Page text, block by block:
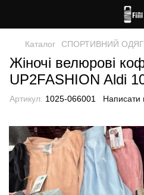
Каталог СПОРТИВНИЙ ОДЯГ
Жіночі велюрові
UP2FASHION Aldi
Артикул: 1025-066001 Написати